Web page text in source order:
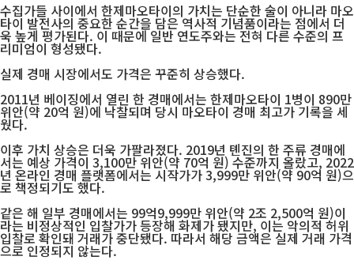
수집가들 사이에서 한제마오타이의 가치는 단순한 술이 아니라 마오
타이 발전사의 중요한 순간을 담은 역사적 기념품이라는 점에서 더
욱 높게 평가된다. 이 때문에 일반 연도주와는 전혀 다른 수준의 프
리미엄이 형성됐다.
실제 경매 시장에서도 가격은 꾸준히 상승했다.
2011년 베이징에서 열린 한 경매에서는 한제마오타이 1병이 890만
위안(약 20억 원)에 낙찰되며 당시 마오타이 경매 최고가 기록을 세
웠다.
이후 가치 상승은 더욱 가팔라졌다. 2019년 톈진의 한 주류 경매에
서는 예상 가격이 3,100만 위안(약 70억 원) 수준까지 올랐고, 2022
년 온라인 경매 플랫폼에서는 시작가가 3,999만 위안(약 90억 원)으
로 책정되기도 했다.
같은 해 일부 경매에서는 99억9,999만 위안(약 2조 2,500억 원)이
라는 비정상적인 입찰가가 등장해 화제가 됐지만, 이는 악의적 허위
입찰로 확인돼 거래가 중단됐다. 따라서 해당 금액은 실제 거래 가격
으로 인정되지 않는다.